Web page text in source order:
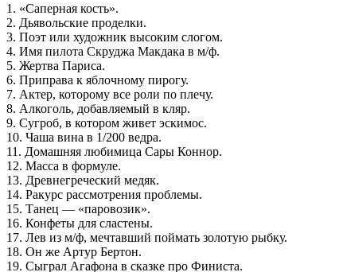
1. «Саперная кость».
2. Дьявольские проделки.
3. Поэт или художник высоким слогом.
4. Имя пилота Скруджа Макдака в м/ф.
5. Жертва Париса.
6. Приправа к яблочному пирогу.
7. Актер, которому все роли по плечу.
8. Алкоголь, добавляемый в кляр.
9. Сугроб, в котором живет эскимос.
10. Чаша вина в 1/200 ведра.
11. Домашняя любимица Сары Коннор.
12. Масса в формуле.
13. Древнегреческий медяк.
14. Ракурс рассмотрения проблемы.
15. Танец — «паровозик».
16. Конфеты для сластены.
17. Лев из м/ф, мечтавший поймать золотую рыбку.
18. Он же Артур Бертон.
19. Сыграл Агафона в сказке про Финиста.